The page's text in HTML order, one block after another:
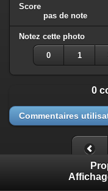
Score
pas de note
Notez cette photo
0 1
0
Commentaires